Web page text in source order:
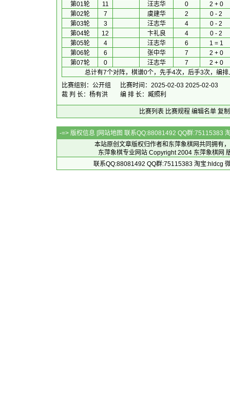
第01轮
11 汪志华 0
2 + 0
第02轮
7 虞建华 2
0 - 2
第03轮
3 汪志华 4
0 - 2
第04轮
12 卞礼良 4
0 - 2
第05轮
4 汪志华 6
1 = 1
第06轮
6 张中华 7
2 + 0
第07轮
0 汪志华 7
2 + 0
总计有7个对阵，棋谱0个，先手4次，后手3次，编
比赛组别：公开组
比赛时间：2025-02-03 2025-02-03
裁 判 长：杨有洪
编 排 长：臧照利
比赛列表 比赛规程 编辑名单 复
-=> 版权信息 [网站地图 联系QQ:88081492 QQ群:75115383
本站原创文章版权归作者和 东萍象棋网共同拥有
东萍象棋专业网站 Copyright 2004 东萍象棋网
联系QQ:88081492 QQ群:75115383 淘宝:hldcg